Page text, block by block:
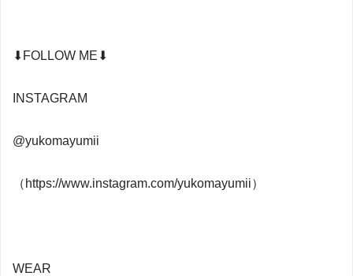
⬇︎FOLLOW ME⬇︎
INSTAGRAM
@yukomayumii
（https://www.instagram.com/yukomayumii）
WEAR